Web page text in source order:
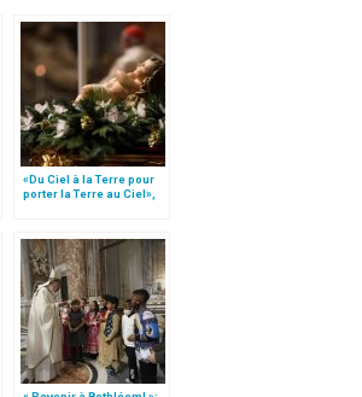
«Du Ciel à la Terre pour
porter la Terre au Ciel»,